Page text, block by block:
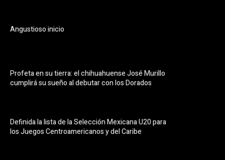
Angustioso inicio
Profeta en su tierra: el chihuahuense José Murillo
cumplirá su sueño al debutar con los Dorados
Definida la lista de la Selección Mexicana U20 para
los Juegos Centroamericanos y del Caribe